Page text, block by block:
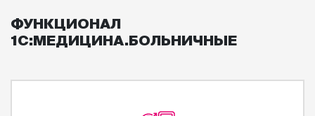
ФУНКЦИОНАЛ
1С:МЕДИЦИНА.БОЛЬНИЧНЫЕ